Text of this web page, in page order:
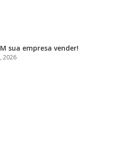
sua empresa vender!
2026